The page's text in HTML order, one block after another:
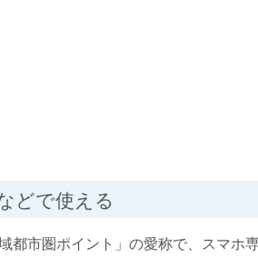
どで使える
都市圏ポイント」の愛称で、スマホ